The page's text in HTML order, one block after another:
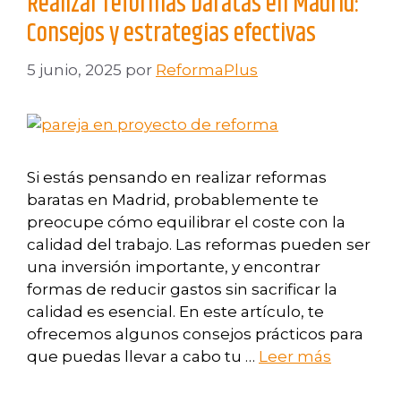
Consejos y estrategias efectivas
5 junio, 2025 por ReformaPlus
Si estás pensando en realizar reformas
baratas en Madrid, probablemente te
preocupe cómo equilibrar el coste con la
calidad del trabajo. Las reformas pueden ser
una inversión importante, y encontrar
formas de reducir gastos sin sacrificar la
calidad es esencial. En este artículo, te
ofrecemos algunos consejos prácticos para
que puedas llevar a cabo tu … Leer más